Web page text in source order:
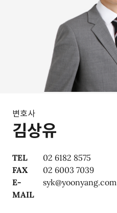
김상유
변호사
TEL
02 6182 8575
FAX
02 6003 7039
E-
MAIL
syk@yoonyang.com